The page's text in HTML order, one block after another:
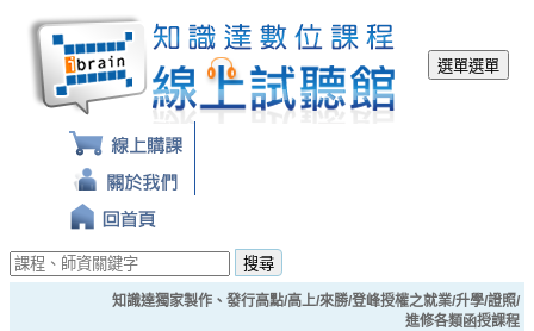
選單選單
搜尋
知識達獨家製作、發行高點/高上/來勝/登峰授權之就業/升學/證照/
進修各類函授課程